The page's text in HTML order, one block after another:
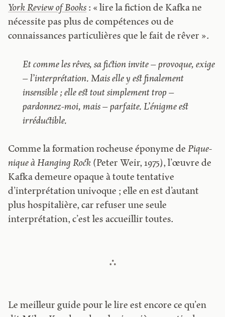
York Review of Books : « lire la fiction de Kafka ne
nécessite pas plus de compétences ou de
connaissances particulières que le fait de rêver ».
Et comme les rêves, sa fiction invite – provoque, exige
– l’interprétation. Mais elle y est finalement
insensible ; elle est tout simplement trop –
pardonnez-moi, mais – parfaite. L’énigme est
irréductible.
Comme la formation rocheuse éponyme dePique-
nique à Hanging Rock (Peter Weir, 1975), l’œuvre de
Kafka demeure opaque à toute tentative
d’interprétation univoque ; elle en est d’autant
plus hospitalière, car refuser une seule
interprétation, c’est les accueillir toutes.
Le meilleur guide pour le lire est encore ce qu’en